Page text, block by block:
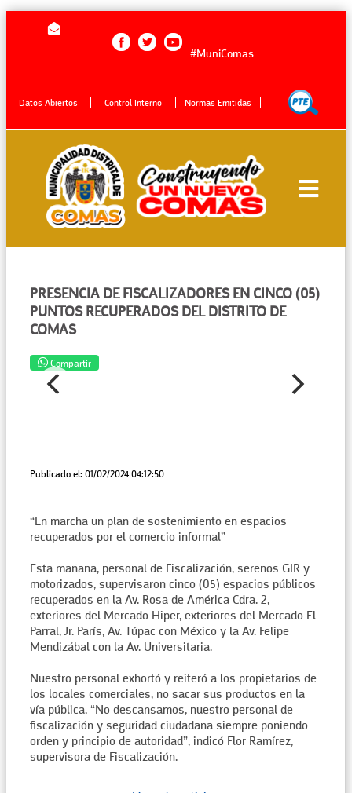
#MuniComas
Datos Abiertos Control Interno Normas Emitidas
PRESENCIA DE FISCALIZADORES EN CINCO (05)
PUNTOS RECUPERADOS DEL DISTRITO DE
COMAS
Compartir
Publicado el: 01/02/2024 04:12:50
“En marcha un plan de sostenimiento en espacios
recuperados por el comercio informal”
Esta mañana, personal de Fiscalización, serenos GIR y
motorizados, supervisaron cinco (05) espacios públicos
recuperados en la Av. Rosa de América Cdra. 2,
exteriores del Mercado Hiper, exteriores del Mercado El
Parral, Jr. París, Av. Túpac con México y la Av. Felipe
Mendizábal con la Av. Universitaria.
Nuestro personal exhortó y reiteró a los propietarios de
los locales comerciales, no sacar sus productos en la
vía pública, “No descansamos, nuestro personal de
fiscalización y seguridad ciudadana siempre poniendo
orden y principio de autoridad”, indicó Flor Ramírez,
supervisora de Fiscalización.